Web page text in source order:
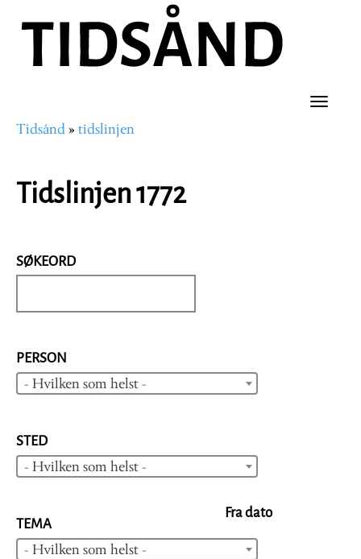
hovedinnhold
Toggle
Navigasjonssti
Tidsånd tidslinjen
Tidslinjen 1772
SØKEORD
PERSON
- Hvilken som helst -
STED
- Hvilken som helst -
TEMA
- Hvilken som helst -
Fra dato